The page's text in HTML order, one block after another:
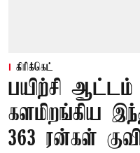
கிரிக்கெட்
பயிற்சி
களமிறங்கிய
363 ரன்கள்